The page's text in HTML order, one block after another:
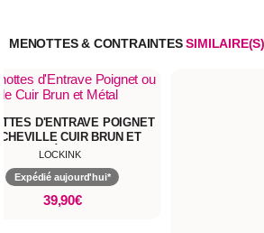
MENOTTES & CONTRAINTES
D'ENTRAVE POIGNET
CUIR BRUN ET
MÉTAL
LOCKINK
Expédié aujourd'hui*
39,90€